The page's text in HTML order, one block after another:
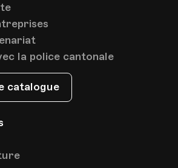
la police cantonale
catalogue